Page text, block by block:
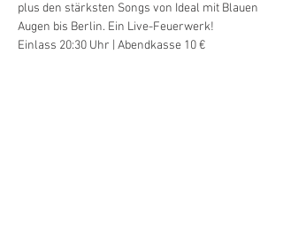
plus den stärksten Songs von Ideal mit Blauen
Augen bis Berlin. Ein Live-Feuerwerk!
Einlass 20:30 Uhr | Abendkasse 10 €